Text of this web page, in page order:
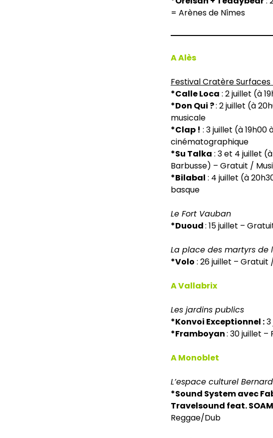
= Arènes de Nîmes
A Alès
Festival Cratère
*Calle Loca : 2 juillet (à
*Don Qui ?: 2 juillet (à
musicale
*Clap ! : 3 juillet (à
cinématographique
*Su Talka : 3 et 4 juillet
Barbusse) – Gratuit /
*Bilabal : 4 juillet (à
basque
Le Fort Vauban
*Duoud: 15 juillet –
La place des martyrs de
*Volo : 26 juillet – Gratuit
A Vallabrix
Les jardins publics
*Konvoi Exceptionnel :
*Framboyan: 30 juillet
A Monoblet
L’espace culturel
*Sound System avec
Travelsound feat.
Reggae/Dub